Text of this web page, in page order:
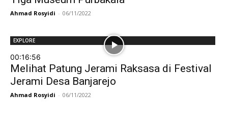
Ahmad Rosyidi - 06/11/2022
EXPLORE
00:16:56
Melihat Patung Jerami Raksasa di Festival
Jerami Desa Banjarejo
Ahmad Rosyidi - 06/11/2022